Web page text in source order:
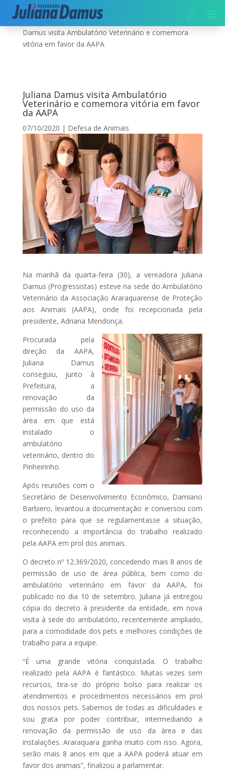
Início|Meio Ambiente|
Juliana
Damus visita Ambulatório Veterinário e comemora
vitória em favor da AAPA
Juliana Damus visita Ambulatório
Veterinário e comemora vitória em favor
da AAPA
07/10/2020 | Defesa de Animais
Na manhã da quarta-feira (30), a vereadora Juliana
Damus (Progressistas) esteve na sede do Ambulatório
Veterinário da Associação Araraquarense de Proteção
aos Animais (AAPA), onde foi recepcionada pela
presidente, Adriana Mendonça.
Procurada pela
direção da AAPA,
Juliana Damus
conseguiu, junto à
Prefeitura, a
renovação da
permissão do uso da
área em que está
instalado o
ambulatório
veterinário, dentro do
Pinheirinho.
Após reuniões com o
Secretário de Desenvolvimento Econômico, Damiano
Barbiero, levantou a documentação e conversou com
o prefeito para que se regulamentasse a situação,
reconhecendo a importância do trabalho realizado
pela AAPA em prol dos animais.
O decreto nº 12.369/2020, concedendo mais 8 anos de
permissão de uso de área pública, bem como do
ambulatório veterinário em favor da AAPA, foi
publicado no dia 10 de setembro. Juliana já entregou
cópia do decreto à presidente da entidade, em nova
visita à sede do ambulatório, recentemente ampliado,
para a comodidade dos pets e melhores condições de
trabalho para a equipe.
“É uma grande vitória conquistada. O trabalho
realizado pela AAPA é fantástico. Muitas vezes sem
recursos, tira-se do próprio bolso para realizar os
atendimentos e procedimentos necessários em prol
dos nossos pets. Sabemos de todas as dificuldades e
sou grata por poder contribuir, intermediando a
renovação da permissão de uso da área e das
instalações. Araraquara ganha muito com isso. Agora,
serão mais 8 anos em que a AAPA poderá atuar em
favor dos animais”, finalizou a parlamentar.